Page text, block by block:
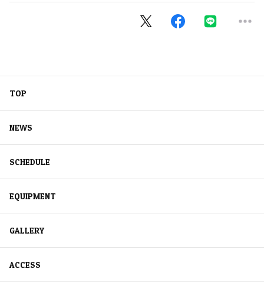
TOP
NEWS
SCHEDULE
EQUIPMENT
GALLERY
ACCESS